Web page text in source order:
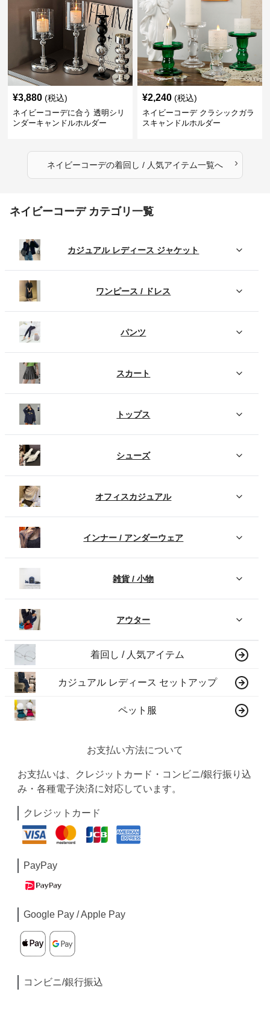
¥3,880 (税込)
ネイビーコーデに合う 透明シリ
ンダーキャンドルホルダー
¥2,240 (税込)
ネイビーコーデ クラシックガラ
スキャンドルホルダー
ネイビーコーデの着回し / 人気アイテム一覧へ ›
ネイビーコーデ カテゴリ一覧
カジュアル レディース ジャケット
ワンピース / ドレス
パンツ
スカート
トップス
シューズ
オフィスカジュアル
インナー / アンダーウェア
雑貨 / 小物
アウター
着回し / 人気アイテム
カジュアル レディース セットアップ
ペット服
お支払い方法について
お支払いは、クレジットカード・コンビニ/銀行振り込
み・各種電子決済に対応しています。
クレジットカード
PayPay
Google Pay / Apple Pay
コンビニ/銀行振込